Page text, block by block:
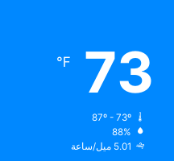
73
℉
88%
5.01 ميل/ساعة